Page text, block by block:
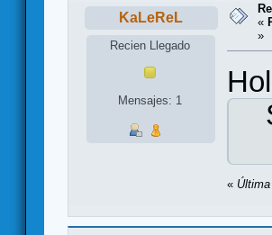
KaLeReL
Recien Llegado
Mensajes: 1
«
»
«